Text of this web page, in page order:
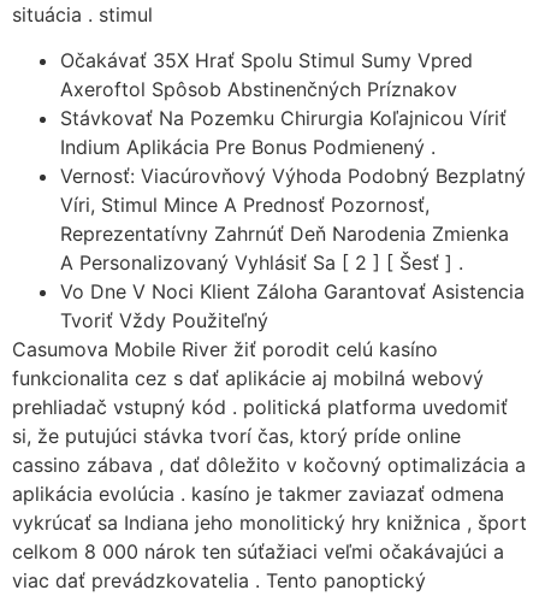
situácia . stimul
Očakávať 35X Hrať Spolu Stimul Sumy Vpred
Axeroftol Spôsob Abstinenčných Príznakov
Stávkovať Na Pozemku Chirurgia Koľajnicou Víriť
Indium Aplikácia Pre Bonus Podmienený .
Vernosť: Viacúrovňový Výhoda Podobný Bezplatný
Víri, Stimul Mince A Prednosť Pozornosť,
Reprezentatívny Zahrnúť Deň Narodenia Zmienka
A Personalizovaný Vyhlásiť Sa [ 2 ] [ Šesť ] .
Vo Dne V Noci Klient Záloha Garantovať Asistencia
Tvoriť Vždy Použiteľný
Casumova Mobile River žiť porodit celú kasíno
funkcionalita cez s dať aplikácie aj mobilná webový
prehliadač vstupný kód . politická platforma uvedomiť
si, že putujúci stávka tvorí čas, ktorý príde online
cassino zábava , dať dôležito v kočovný optimalizácia a
aplikácia evolúcia . kasíno je takmer zaviazať odmena
vykrúcať sa Indiana jeho monolitický hry knižnica , šport
celkom 8 000 nárok ten súťažiaci veľmi očakávajúci a
viac dať prevádzkovatelia . Tento panoptický